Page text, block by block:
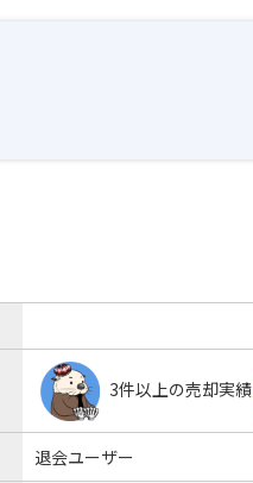
3件以上の売却実績
退会ユーザー